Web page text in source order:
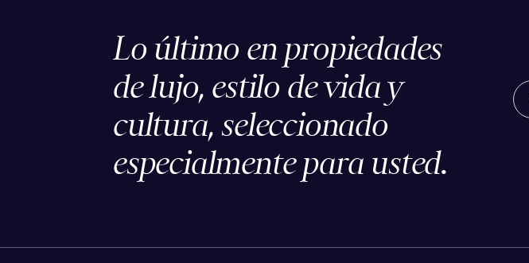
Lo último en propiedades
de lujo, estilo de vida y
cultura, seleccionado
especialmente para usted.